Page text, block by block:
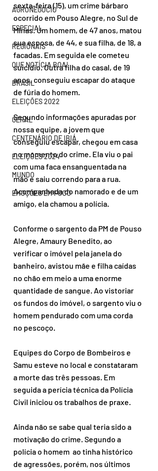
AGRONEGÓCIO
ESPECIAL
REGIONAIS
QUE NOTÍCIA BOA!
BRASIL
ELEIÇÕES 2022
GERAL
CENTENÁRIO DE IBIÁ
ELEIÇÕES 2024
MUNDO
EMOÇÕES EM FOCO
sexta-feira (15), um crime bárbaro
ocorrido em Pouso Alegre, no Sul de
Minas. Um homem, de 47 anos, matou
sua esposa, de 44, e sua filha, de 18, a
facadas. Em seguida ele cometeu
suicídio. Outra filha do casal, de 19
anos, conseguiu escapar do ataque
de fúria do homem.
Segundo informações apuradas por
nossa equipe, a jovem que
conseguiu escapar, chegou em casa
no momento do crime. Ela viu o pai
com uma faca ensanguentada na
mão e saiu correndo para a rua.
Acompanhada do namorado e de um
amigo, ela chamou a polícia.
Conforme o sargento da PM de Pouso
Alegre, Amaury Benedito, ao
verificar o imóvel pela janela do
banheiro, avistou mãe e filha caídas
no chão em meio a uma enorme
quantidade de sangue. Ao vistoriar
os fundos do imóvel, o sargento viu o
homem pendurado com uma corda
no pescoço.
Equipes do Corpo de Bombeiros e
Samu esteve no local e constataram
a morte das três pessoas. Em
seguida a perícia técnica da Polícia
Civil iniciou os trabalhos de praxe.
Ainda não se sabe qual teria sido a
motivação do crime. Segundo a
polícia o homem  ao tinha histórico
de agressões, porém, nos últimos